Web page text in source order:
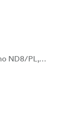
Vivid Collection ir komplekts, kas sastāv no ND8/PL, ND16/PL, ND32/PL filtriem Insta360 Ace & amp; Ace Pro ierīcēm